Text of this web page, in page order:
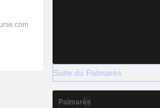
Suite du Palmarès
Palmarès